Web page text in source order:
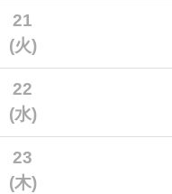
21
(火)
22
(水)
23
(木)